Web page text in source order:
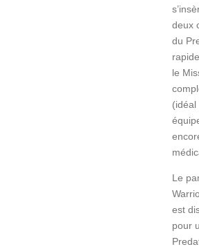
deux
du
le
(idéal
Le
est
pour